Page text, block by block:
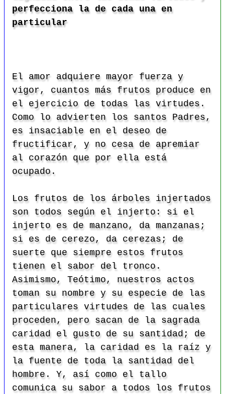
perfecciona la de cada una en
particular
El amor adquiere mayor fuerza y
vigor, cuantos más frutos produce en
el ejercicio de todas las virtudes.
Como lo advierten los santos Padres,
es insaciable en el deseo de
fructificar, y no cesa de apremiar
al corazón que por ella está
ocupado.
Los frutos de los árboles injertados
son todos según el injerto: si el
injerto es de manzano, da manzanas;
si es de cerezo, da cerezas; de
suerte que siempre estos frutos
tienen el sabor del tronco.
Asimismo, Teótimo, nuestros actos
toman su nombre y su especie de las
particulares virtudes de las cuales
proceden, pero sacan de la sagrada
caridad el gusto de su santidad; de
esta manera, la caridad es la raíz y
la fuente de toda la santidad del
hombre. Y, así como el tallo
comunica su sabor a todos los frutos